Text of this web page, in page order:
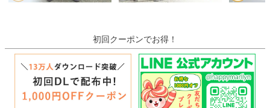
初回クーポンでお得！